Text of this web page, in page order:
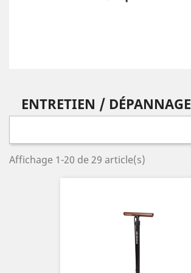
ENTRETIEN / DÉPANNAGE
Affichage 1-20 de 29 article(s)